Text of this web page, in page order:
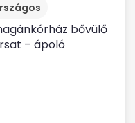
bővülő
– ápoló